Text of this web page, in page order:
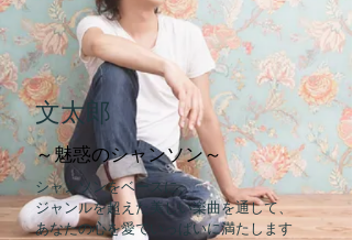
文太郎
～魅惑のシャンソン～
シャンソンをベースに、
ジャンルを超えた美しい楽曲を通して、
あなたの心を愛でいっぱいに満たします